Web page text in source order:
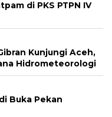
di PKS PTPN IV
Kunjungi Aceh,
Hidrometeorologi
Buka Pekan